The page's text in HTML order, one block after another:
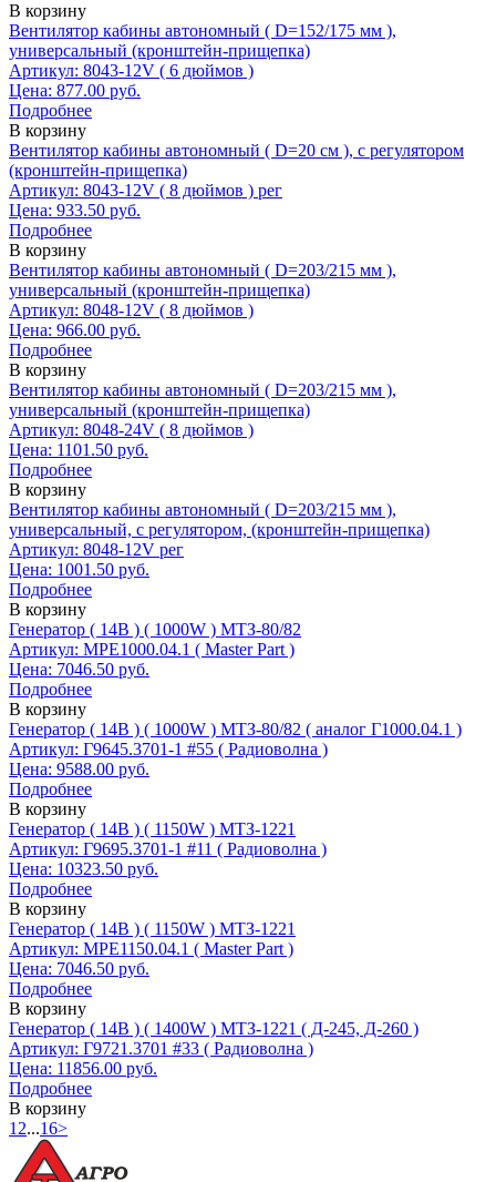
В корзину
Вентилятор кабины автономный ( D=152/175 мм ),
универсальный (кронштейн-прищепка)
Артикул: 8043-12V ( 6 дюймов )
Цена: 877.00 руб.
Подробнее
В корзину
Вентилятор кабины автономный ( D=20 см ), с регулятором
(кронштейн-прищепка)
Артикул: 8043-12V ( 8 дюймов ) рег
Цена: 933.50 руб.
Подробнее
В корзину
Вентилятор кабины автономный ( D=203/215 мм ),
универсальный (кронштейн-прищепка)
Артикул: 8048-12V ( 8 дюймов )
Цена: 966.00 руб.
Подробнее
В корзину
Вентилятор кабины автономный ( D=203/215 мм ),
универсальный (кронштейн-прищепка)
Артикул: 8048-24V ( 8 дюймов )
Цена: 1101.50 руб.
Подробнее
В корзину
Вентилятор кабины автономный ( D=203/215 мм ),
универсальный, с регулятором, (кронштейн-прищепка)
Артикул: 8048-12V рег
Цена: 1001.50 руб.
Подробнее
В корзину
Генератор ( 14В ) ( 1000W ) МТЗ-80/82
Артикул: МРЕ1000.04.1 ( Master Part )
Цена: 7046.50 руб.
Подробнее
В корзину
Генератор ( 14В ) ( 1000W ) МТЗ-80/82 ( аналог Г1000.04.1 )
Артикул: Г9645.3701-1 #55 ( Радиоволна )
Цена: 9588.00 руб.
Подробнее
В корзину
Генератор ( 14В ) ( 1150W ) МТЗ-1221
Артикул: Г9695.3701-1 #11 ( Радиоволна )
Цена: 10323.50 руб.
Подробнее
В корзину
Генератор ( 14В ) ( 1150W ) МТЗ-1221
Артикул: МРЕ1150.04.1 ( Master Part )
Цена: 7046.50 руб.
Подробнее
В корзину
Генератор ( 14В ) ( 1400W ) МТЗ-1221 ( Д-245, Д-260 )
Артикул: Г9721.3701 #33 ( Радиоволна )
Цена: 11856.00 руб.
Подробнее
В корзину
1 2...16>